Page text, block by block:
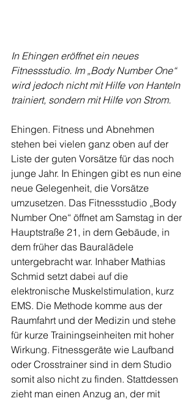
In Ehingen eröffnet ein neues
Fitnessstudio. Im „Body Number One“
wird jedoch nicht mit Hilfe von Hanteln
trainiert, sondern mit Hilfe von Strom.
Ehingen. Fitness und Abnehmen
stehen bei vielen ganz oben auf der
Liste der guten Vorsätze für das noch
junge Jahr. In Ehingen gibt es nun eine
neue Gelegenheit, die Vorsätze
umzusetzen. Das Fitnessstudio „Body
Number One“ öffnet am Samstag in der
Hauptstraße 21, in dem Gebäude, in
dem früher das Bauralädele
untergebracht war. Inhaber Mathias
Schmid setzt dabei auf die
elektronische Muskelstimulation, kurz
EMS. Die Methode komme aus der
Raumfahrt und der Medizin und stehe
für kurze Trainingseinheiten mit hoher
Wirkung. Fitnessgeräte wie Laufband
oder Crosstrainer sind in dem Studio
somit also nicht zu finden. Stattdessen
zieht man einen Anzug an, der mit